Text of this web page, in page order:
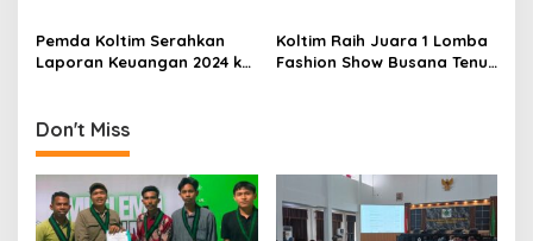
Transmigrasi Desa
Tongauna
Pemda Koltim Serahkan
Laporan Keuangan 2024 ke
Koltim Raih Juara 1 Lomba
Fashion Show Busana Tenun
Don't Miss